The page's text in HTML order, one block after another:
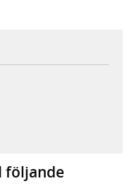
extern webbplats,
webbplats,
följande